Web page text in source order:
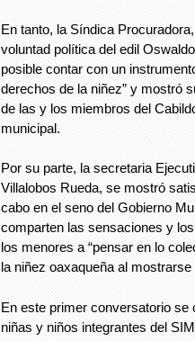
En tanto, la Síndica
voluntad política del edil
posible contar con un
derechos de la niñez” y mostró
de las y los miembros del
municipal.
Por su parte, la secretaria
Villalobos Rueda, se mostró
cabo en el seno del Gobierno
comparten las sensaciones y
los menores a “pensar en lo
la niñez oaxaqueña al mostrarse
En este primer conversatorio se
niñas y niños integrantes del